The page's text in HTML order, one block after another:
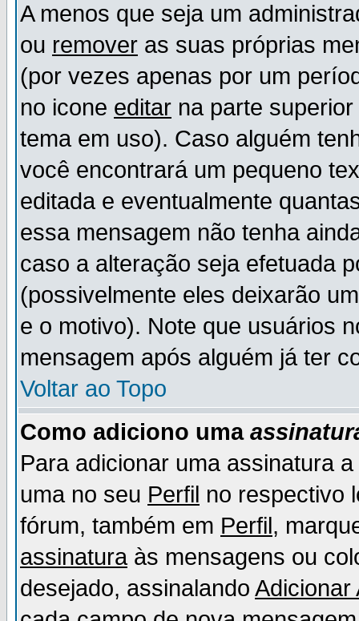
A menos que seja um
ou remover as suas próprias
(por vezes apenas por um
no icone editar na parte
tema em uso). Caso alguém
você encontrará um pequeno
editada e eventualmente
essa mensagem não tenha
caso a alteração seja efetuada
(possivelmente eles deixarão
e o motivo). Note que usuários
mensagem após alguém já ter
Voltar ao Topo
Como adiciono uma
Para adicionar uma assinatura
uma no seu Perfil no respectivo
fórum, também em Perfil,
assinaturaàs mensagens ou
desejado, assinalando Adicionar